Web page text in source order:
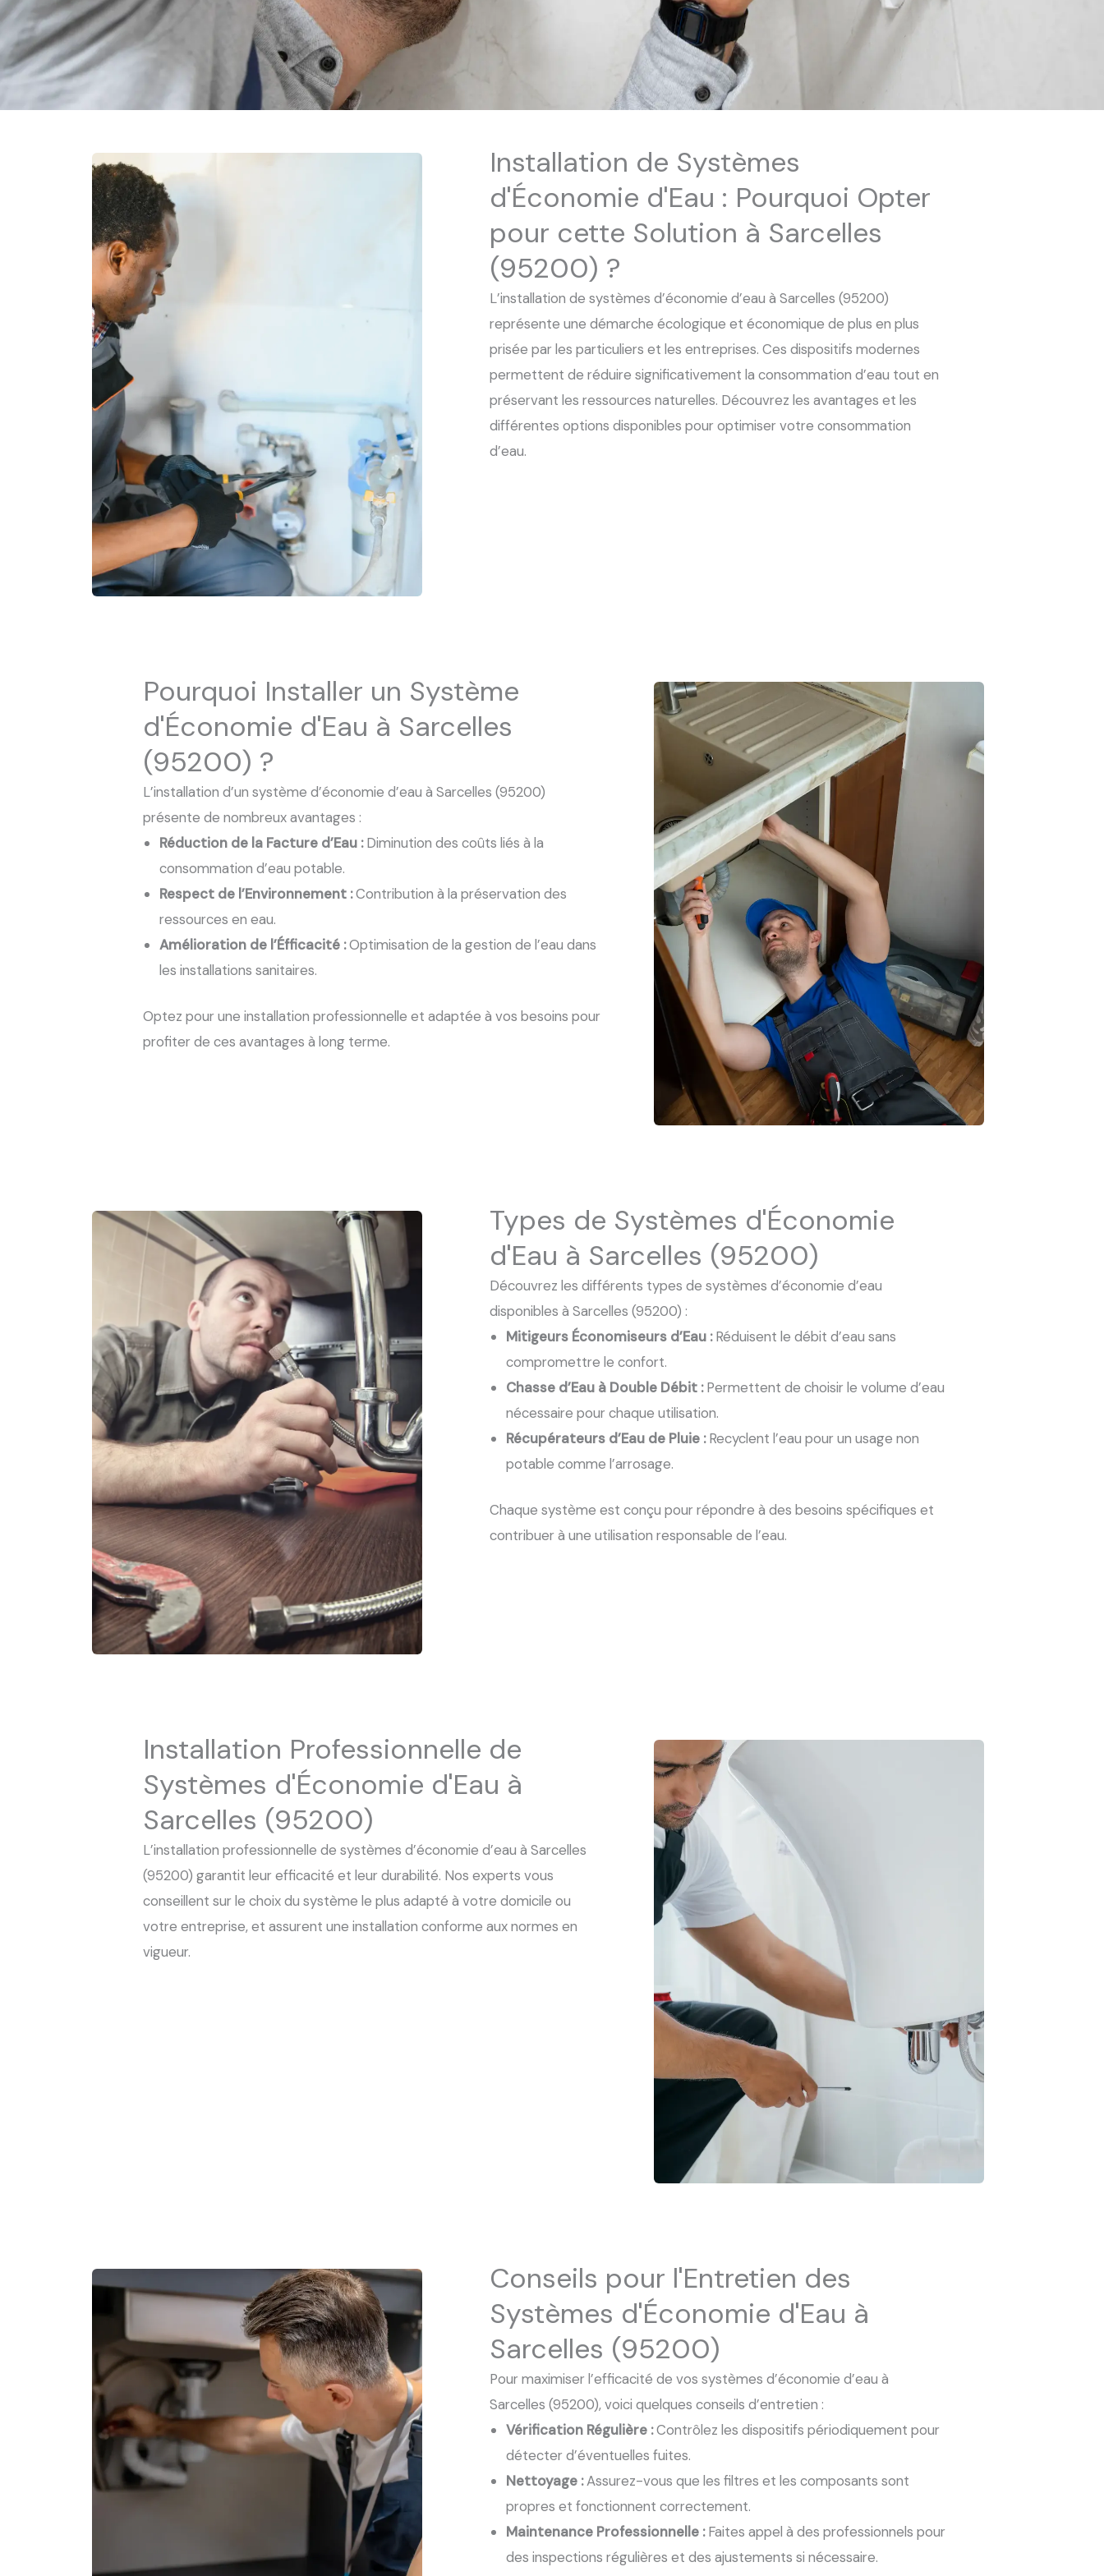
Installation de Systèmes
d'Économie d'Eau : Pourquoi Opter
pour cette Solution à Sarcelles
(95200) ?
L’installation de systèmes d’économie d’eau à Sarcelles (95200)
représente une démarche écologique et économique de plus en plus
prisée par les particuliers et les entreprises. Ces dispositifs modernes
permettent de réduire significativement la consommation d’eau tout en
préservant les ressources naturelles. Découvrez les avantages et les
différentes options disponibles pour optimiser votre consommation
d’eau.
Pourquoi Installer un Système
d'Économie d'Eau à Sarcelles
(95200) ?
L’installation d’un système d’économie d’eau à Sarcelles (95200)
présente de nombreux avantages :
Réduction de la Facture d’Eau :Diminution des coûts liés à la
consommation d’eau potable.
Respect de l’Environnement :Contribution à la préservation des
ressources en eau.
Amélioration de l’Éfficacité :Optimisation de la gestion de l’eau dans
les installations sanitaires.
Optez pour une installation professionnelle et adaptée à vos besoins pour
profiter de ces avantages à long terme.
Types de Systèmes d'Économie
d'Eau à Sarcelles (95200)
Découvrez les différents types de systèmes d’économie d’eau
disponibles à Sarcelles (95200) :
Mitigeurs Économiseurs d’Eau :Réduisent le débit d’eau sans
compromettre le confort.
Chasse d’Eau à Double Débit :Permettent de choisir le volume d’eau
nécessaire pour chaque utilisation.
Récupérateurs d’Eau de Pluie :Recyclent l’eau pour un usage non
potable comme l’arrosage.
Chaque système est conçu pour répondre à des besoins spécifiques et
contribuer à une utilisation responsable de l’eau.
Installation Professionnelle de
Systèmes d'Économie d'Eau à
Sarcelles (95200)
L’installation professionnelle de systèmes d’économie d’eau à Sarcelles
(95200) garantit leur efficacité et leur durabilité. Nos experts vous
conseillent sur le choix du système le plus adapté à votre domicile ou
votre entreprise, et assurent une installation conforme aux normes en
vigueur.
Conseils pour l'Entretien des
Systèmes d'Économie d'Eau à
Sarcelles (95200)
Pour maximiser l’efficacité de vos systèmes d’économie d’eau à
Sarcelles (95200), voici quelques conseils d’entretien :
Vérification Régulière :Contrôlez les dispositifs périodiquement pour
détecter d’éventuelles fuites.
Nettoyage :Assurez-vous que les filtres et les composants sont
propres et fonctionnent correctement.
Maintenance Professionnelle :Faites appel à des professionnels pour
des inspections régulières et des ajustements si nécessaire.